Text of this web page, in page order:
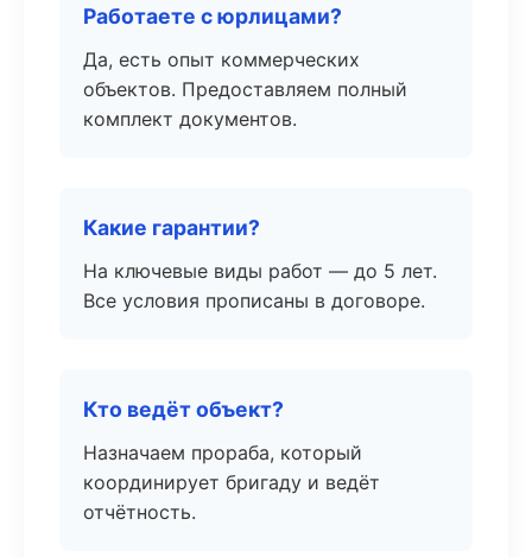
Работаете с юрлицами?
Да, есть опыт коммерческих
объектов. Предоставляем полный
комплект документов.
Какие гарантии?
На ключевые виды работ — до 5 лет.
Все условия прописаны в договоре.
Кто ведёт объект?
Назначаем прораба, который
координирует бригаду и ведёт
отчётность.